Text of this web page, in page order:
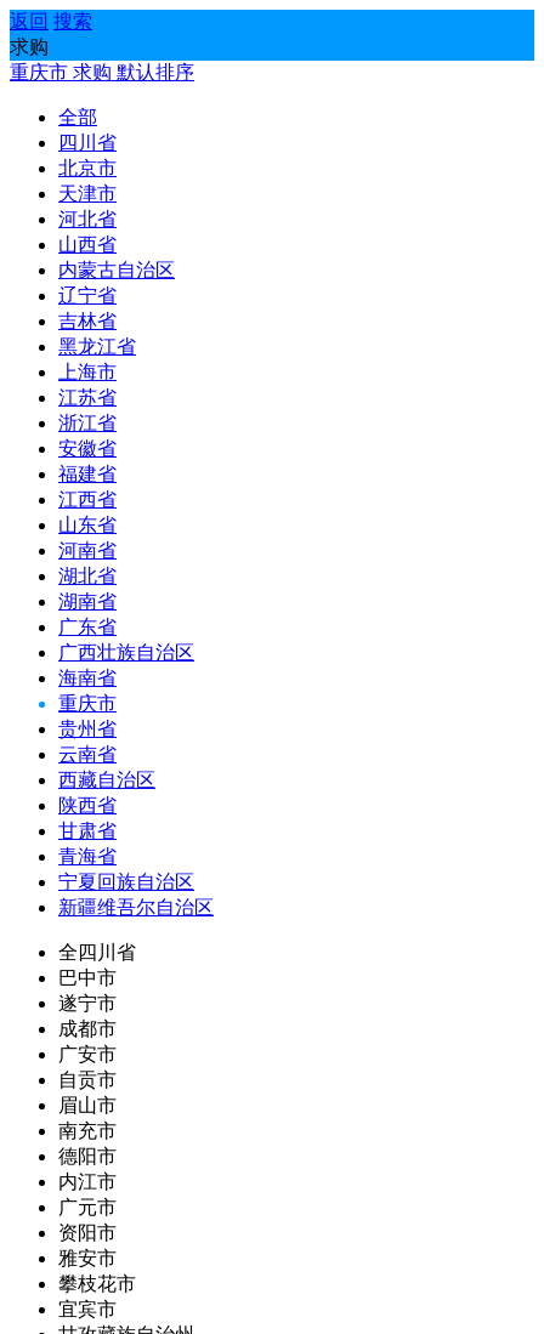
返回 搜索
求购
重庆市 求购 默认排序
全部
四川省
北京市
天津市
河北省
山西省
内蒙古自治区
辽宁省
吉林省
黑龙江省
上海市
江苏省
浙江省
安徽省
福建省
江西省
山东省
河南省
湖北省
湖南省
广东省
广西壮族自治区
海南省
重庆市
贵州省
云南省
西藏自治区
陕西省
甘肃省
青海省
宁夏回族自治区
新疆维吾尔自治区
全四川省
巴中市
遂宁市
成都市
广安市
自贡市
眉山市
南充市
德阳市
内江市
广元市
资阳市
雅安市
攀枝花市
宜宾市